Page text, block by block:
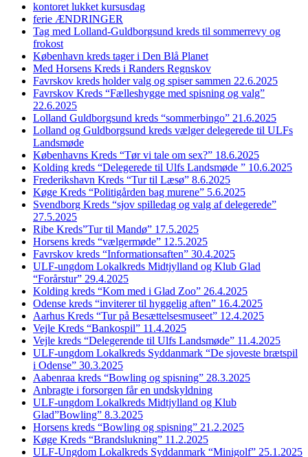
kontoret lukket kursusdag
ferie ÆNDRINGER
Tag med Lolland-Guldborgsund kreds til sommerrevy og
frokost
København kreds tager i Den Blå Planet
Med Horsens Kreds i Randers Regnskov
Favrskov kreds holder valg og spiser sammen 22.6.2025
Favrskov Kreds “Fælleshygge med spisning og valg”
22.6.2025
Lolland Guldborgsund kreds “sommerbingo” 21.6.2025
Lolland og Guldborgsund kreds vælger delegerede til ULFs
Landsmøde
Københavns Kreds “Tør vi tale om sex?” 18.6.2025
Kolding kreds “Delegerede til Ulfs Landsmøde ” 10.6.2025
Frederikshavn Kreds “Tur til Læsø” 8.6.2025
Køge Kreds “Politigården bag murene” 5.6.2025
Svendborg Kreds “sjov spilledag og valg af delegerede”
27.5.2025
Ribe Kreds”Tur til Mandø” 17.5.2025
Horsens kreds “vælgermøde” 12.5.2025
Favrskov kreds “Informationsaften” 30.4.2025
ULF-ungdom Lokalkreds Midtjylland og Klub Glad
“Forårstur” 29.4.2025
Kolding kreds “Kom med i Glad Zoo” 26.4.2025
Odense kreds “inviterer til hyggelig aften” 16.4.2025
Aarhus Kreds “Tur på Besættelsesmuseet” 12.4.2025
Vejle Kreds “Bankospil” 11.4.2025
Vejle kreds “Delegerende til Ulfs Landsmøde” 11.4.2025
ULF-ungdom Lokalkreds Syddanmark “De sjoveste brætspil
i Odense” 30.3.2025
Aabenraa kreds “Bowling og spisning” 28.3.2025
Anbragte i forsorgen får en undskyldning
ULF-ungdom Lokalkreds Midtjylland og Klub
Glad”Bowling” 8.3.2025
Horsens kreds “Bowling og spisning” 21.2.2025
Køge Kreds “Brandslukning” 11.2.2025
ULF-Ungdom Lokalkreds Syddanmark “Minigolf” 25.1.2025